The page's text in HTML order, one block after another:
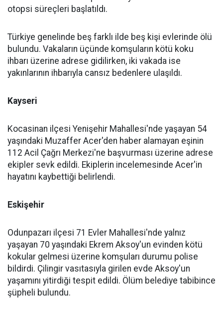
otopsi süreçleri başlatıldı.
Türkiye genelinde beş farklı ilde beş kişi evlerinde ölü
bulundu. Vakaların üçünde komşuların kötü koku
ihbarı üzerine adrese gidilirken, iki vakada ise
yakınlarının ihbarıyla cansız bedenlere ulaşıldı.
Kayseri
Kocasinan ilçesi Yenişehir Mahallesi'nde yaşayan 54
yaşındaki Muzaffer Acer'den haber alamayan eşinin
112 Acil Çağrı Merkezi'ne başvurması üzerine adrese
ekipler sevk edildi. Ekiplerin incelemesinde Acer'in
hayatını kaybettiği belirlendi.
Eskişehir
Odunpazarı ilçesi 71 Evler Mahallesi'nde yalnız
yaşayan 70 yaşındaki Ekrem Aksoy'un evinden kötü
kokular gelmesi üzerine komşuları durumu polise
bildirdi. Çilingir vasıtasıyla girilen evde Aksoy'un
yaşamını yitirdiği tespit edildi. Ölüm belediye tabibince
şüpheli bulundu.